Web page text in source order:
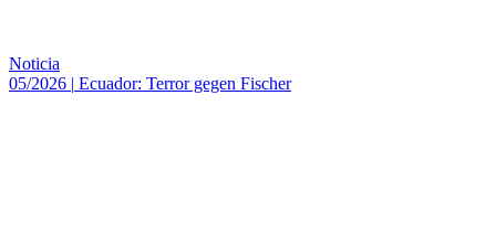
Noticia
05/2026 | Ecuador: Terror gegen Fischer